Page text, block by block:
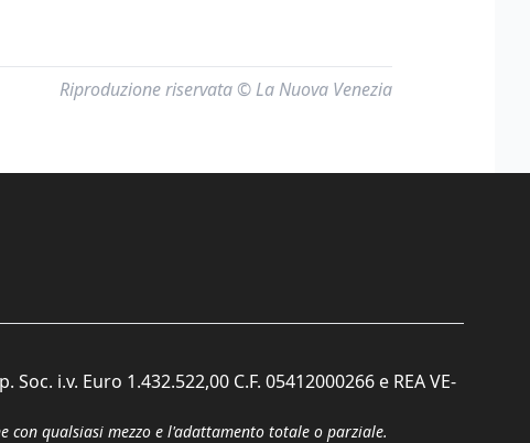
Riproduzione riservata © La Nuova Venezia
i.v. Euro 1.432.522,00 C.F. 05412000266 e REA VE-
qualsiasi mezzo e l'adattamento totale o parziale.